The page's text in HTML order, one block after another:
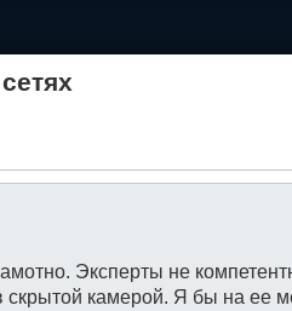
Эксперты не
скрытой камерой. Я бы на ее